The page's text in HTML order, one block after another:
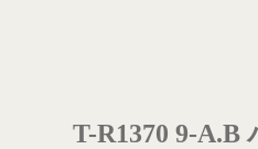
T-R1370 9-A.B